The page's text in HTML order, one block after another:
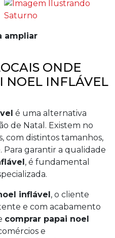
ampliar
ONDE
NOEL INFLÁVEL
é uma alternativa
de Natal. Existem no
com distintos tamanhos,
Para garantir a qualidade
, é fundamental
inflável, o cliente
e com acabamento
comprar papai noel
e